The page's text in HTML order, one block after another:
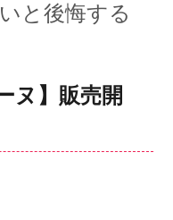
と後悔する
ヌ】販売開